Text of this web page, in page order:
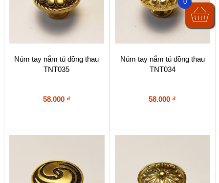
Núm tay nắm tủ đồng thau
TNT035
58.000 ₫
Núm tay nắm tủ đồng thau
TNT034
58.000 ₫
0